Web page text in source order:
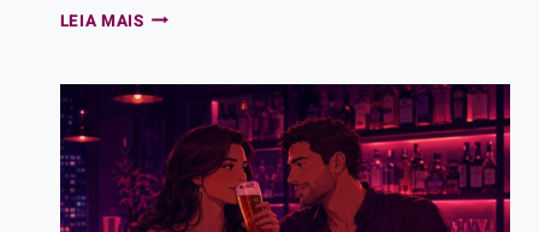
LEIA MAISCONTO
A
SÓS
COM
TRÊS